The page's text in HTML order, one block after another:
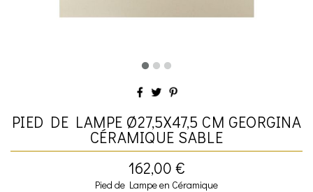
PIED DE LAMPE Ø27,5X47,5 CM GEORGINA
CÉRAMIQUE SABLE
162,00 €
Pied de Lampe en Céramique